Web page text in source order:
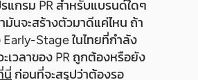
แกรม PR สำหรับแบรนด์ใดๆ
มันจะสร้างตัวมาดีแค่ไหน ถ้า
Stage ในไทยที่กำลัง
เวลาของ PR ถูกต้องหรือยัง
นี่ ก่อนที่จะสรุปว่าต้องรอ